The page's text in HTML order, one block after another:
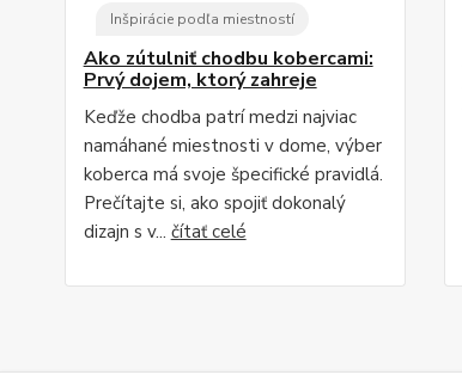
Inšpirácie podľa miestností
Ako zútulniť chodbu kobercami:
Prvý dojem, ktorý zahreje
Keďže chodba patrí medzi najviac
namáhané miestnosti v dome, výber
koberca má svoje špecifické pravidlá.
Prečítajte si, ako spojiť dokonalý
dizajn s v... čítať celé